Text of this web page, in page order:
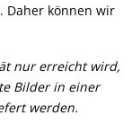
Daher können wir
nur erreicht wird,
Bilder in einer
werden.